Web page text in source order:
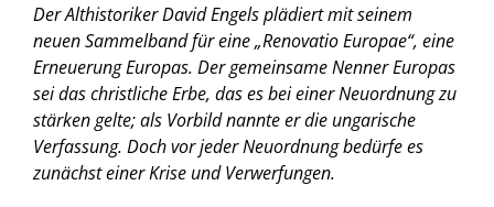
Der Althistoriker David Engels plädiert mit seinem
neuen Sammelband für eine „Renovatio Europae“, eine
Erneuerung Europas. Der gemeinsame Nenner Europas
sei das christliche Erbe, das es bei einer Neuordnung zu
stärken gelte; als Vorbild nannte er die ungarische
Verfassung. Doch vor jeder Neuordnung bedürfe es
zunächst einer Krise und Verwerfungen.